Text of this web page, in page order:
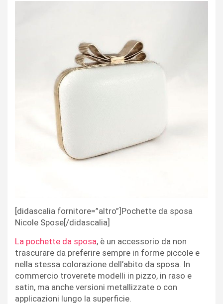
[didascalia fornitore=”altro”]Pochette da sposa
Nicole Spose[/didascalia]
La pochette da sposa, è un accessorio da non
trascurare da preferire sempre in forme piccole e
nella stessa colorazione dell’abito da sposa. In
commercio troverete modelli in pizzo, in raso e
satin, ma anche versioni metallizzate o con
applicazioni lungo la superficie.